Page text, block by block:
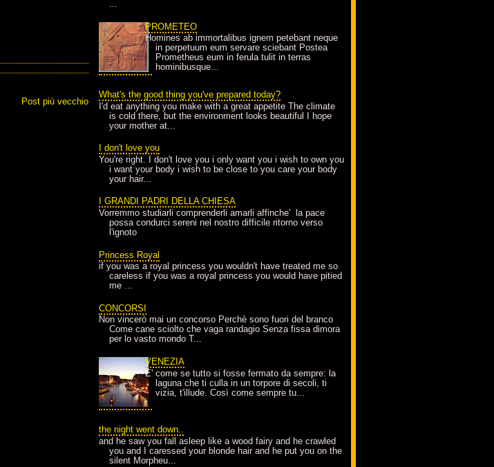
Post più vecchio
...
PROMETEO
Homines ab immortalibus ignem petebant neque
in perpetuum eum servare sciebant Postea
Prometheus eum in ferula tulit in terras
hominibusque...
What's the good thing you've prepared today?
I'd eat anything you make with a great appetite The climate
is cold there, but the environment looks beautiful I hope
your mother at...
I don't love you
You're right. I don't love you i only want you i wish to own you
i want your body i wish to be close to you care your body
your hair...
I GRANDI PADRI DELLA CHIESA
Vorremmo studiarli comprenderli amarli affinche' la pace
possa condurci sereni nel nostro difficile ritorno verso
l'ignoto
Princess Royal
if you was a royal princess you wouldn't have treated me so
careless if you was a royal princess you would have pitied
me ...
CONCORSI
Non vincerò mai un concorso Perchè sono fuori del branco
Come cane sciolto che vaga randagio Senza fissa dimora
per lo vasto mondo T...
VENEZIA
E' come se tutto si fosse fermato da sempre: la
laguna che ti culla in un torpore di secoli, ti
vizia, t'illude. Così come sempre tu...
the night went down..
and he saw you fall asleep like a wood fairy and he crawled
you and I caressed your blonde hair and he put you on the
silent Morpheu...